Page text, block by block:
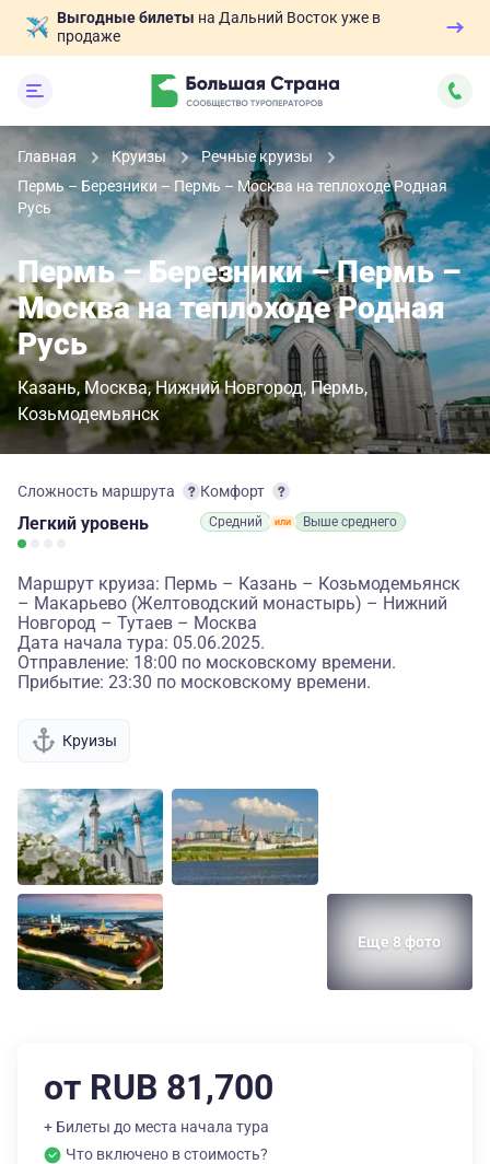
Выгодные билеты на Дальний Восток уже в
продаже
Главная Круизы
Речные круизы
Пермь – Березники – Пермь – Москва на теплоходе Родная
Русь
Пермь – Березники – Пермь –
Москва на теплоходе Родная
Русь
Казань Москва Нижний Новгород Пермь
Козьмодемьянск
Сложность маршрута
Легкий уровень
Комфорт
Средний Выше среднего
Маршрут круиза: Пермь – Казань – Козьмодемьянск
– Макарьево (Желтоводский монастырь) – Нижний
Новгород – Тутаев – Москва
Дата начала тура: 05.06.2025.
Отправление: 18:00 по московскому времени.
Прибытие: 23:30 по московскому времени.
Круизы
Еще 8 фото
от RUB 81,700
+ Билеты до места начала тура
Что включено в стоимость?